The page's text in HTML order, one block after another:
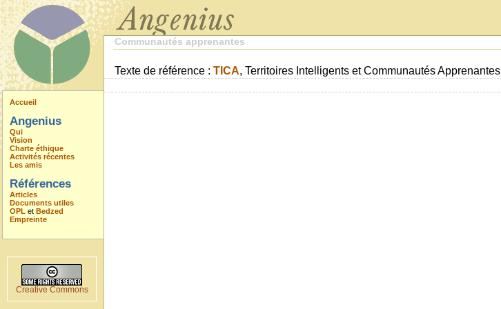
Accueil
Angenius
Qui
Vision
Charte éthique
Activités récentes
Les amis
Références
Articles
Documents utiles
OPL et Bedzed
Empreinte
Creative Commons
Communautés apprenantes
Texte de référence : TICA, Territoires Intelligents et Communautés Apprenantes